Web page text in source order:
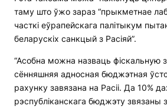
таму што ўжо зараз “прыкметнае
часткі еўрапейскага палітыкум
беларускіх санкцый з Расіяй”.
“Асобна можна назваць фіскальную
сённяшняя адносная бюджэтная
рахунку завязана на Расіі. Да 10%
рэспубліканскага бюджэту звязаны з